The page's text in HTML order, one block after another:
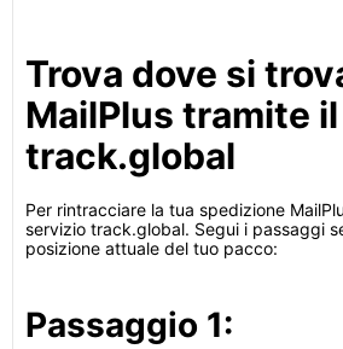
Trova dove si
MailPlus tramite
track.global
Per rintracciare la tua spedizione
servizio track.global. Segui i passaggi
posizione attuale del tuo pacco:
Passaggio 1: